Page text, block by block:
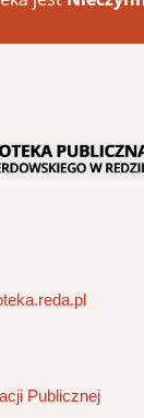
Publicznej